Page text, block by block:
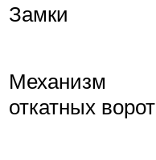
Замки
Механизм
откатных ворот